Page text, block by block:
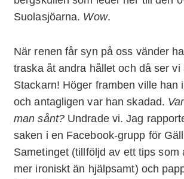
Suolasjöarna. Wow.
När renen får syn på oss vänder
traska åt andra hållet och då ser vi
Stackarn! Höger framben ville han
och antagligen var han skadad.
man sånt? Undrade vi. Jag
saken i en Facebook-grupp för
Sametinget (tillföljd av ett tips som
mer ironiskt än hjälpsamt) och